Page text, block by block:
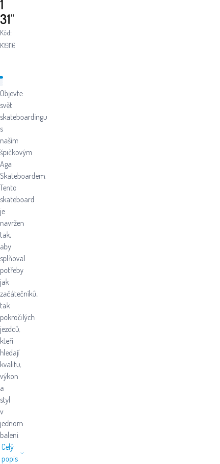
1
31"
Kód:
K19116
Objevte
svět
skateboardingu
s
naším
špičkovým
Aga
Skateboardem.
Tento
skateboard
je
navržen
tak,
aby
splňoval
potřeby
jak
začátečníků,
tak
pokročilých
jezdců,
kteří
hledají
kvalitu,
výkon
a
styl
v
jednom
balení.
Celý
popis